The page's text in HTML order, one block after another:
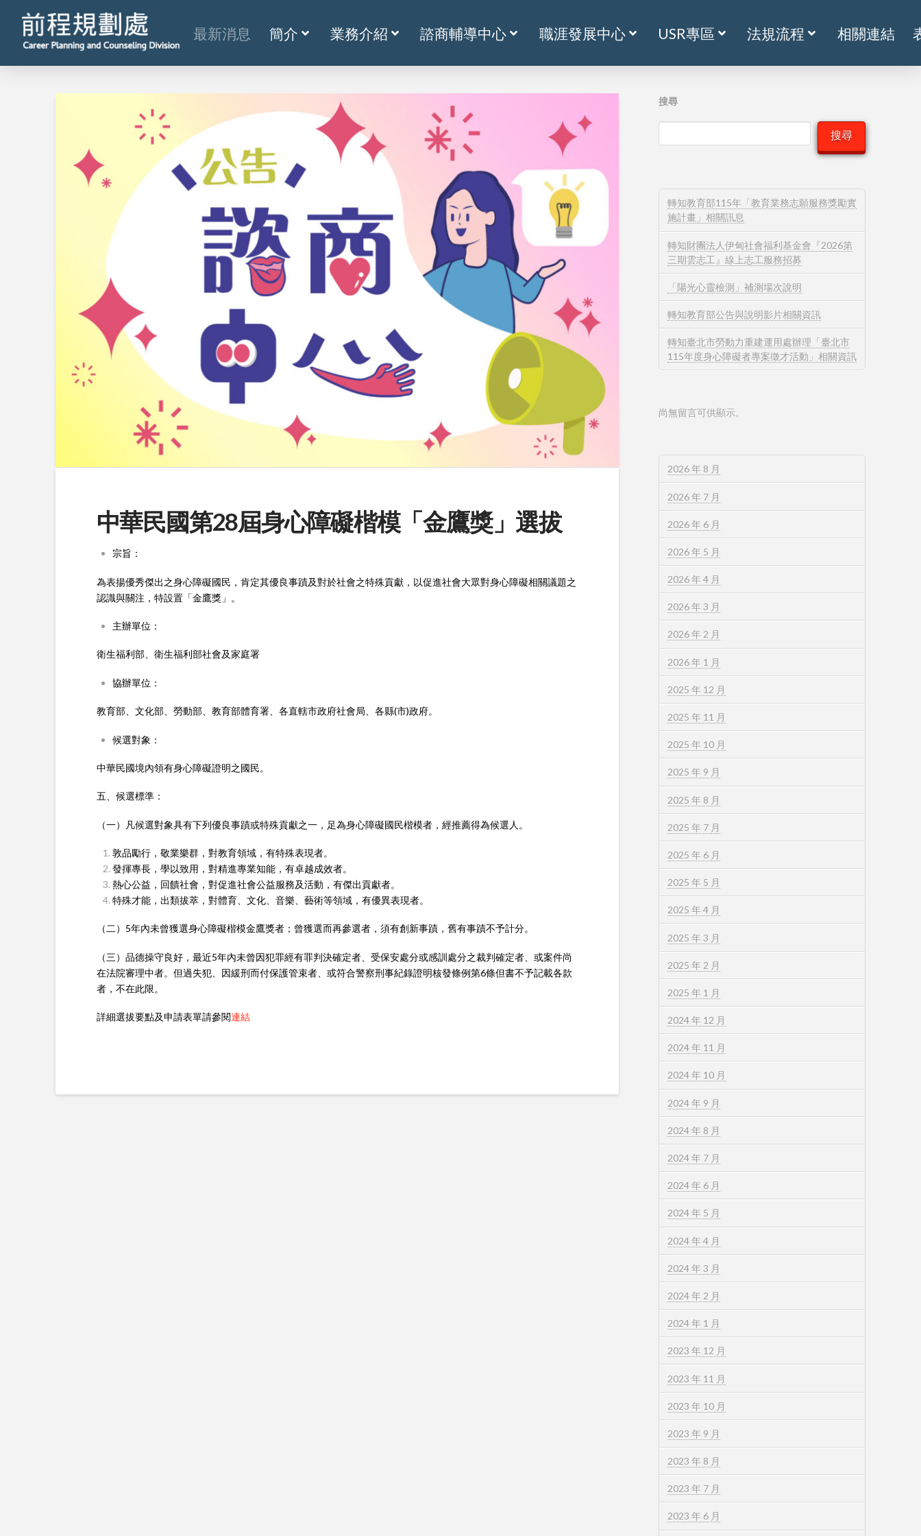
最新消息 簡介 業務介紹 諮商輔導中心 職涯發展中心 USR專區 法規流程 相關連結
中華民國第28屆身心障礙楷模「金鷹獎」選拔
宗旨：
為表揚優秀傑出之身心障礙國民，肯定其優良事蹟及對於社會之特殊貢獻，以促進社會大眾對身心障礙相關議題之
認識與關注，特設置「金鷹獎」。
主辦單位：
衛生福利部、衛生福利部社會及家庭署
協辦單位：
教育部、文化部、勞動部、教育部體育署、各直轄市政府社會局、各縣(市)政府。
候選對象：
中華民國境內領有身心障礙證明之國民。
五、候選標準：
（一）凡候選對象具有下列優良事蹟或特殊貢獻之一，足為身心障礙國民楷模者，經推薦得為候選人。
敦品勵行，敬業樂群，對教育領域，有特殊表現者。
發揮專長，學以致用，對精進專業知能，有卓越成效者。
熱心公益，回饋社會，對促進社會公益服務及活動，有傑出貢獻者。
特殊才能，出類拔萃，對體育、文化、音樂、藝術等領域，有優異表現者。
（二）5年內未曾獲選身心障礙楷模金鷹獎者；曾獲選而再參選者，須有創新事蹟，舊有事蹟不予計分。
（三）品德操守良好，最近5年內未曾因犯罪經有罪判決確定者、受保安處分或感訓處分之裁判確定者、或案件尚
在法院審理中者。但過失犯、因緩刑而付保護管束者、或符合警察刑事紀錄證明核發條例第6條但書不予記載各款
者，不在此限。
詳細選拔要點及申請表單請參閱連結
搜尋
搜尋
轉知教育部115年「教育業務志願服務獎勵實
施計畫」相關訊息
轉知財團法人伊甸社會福利基金會『2026第
三期雲志工』線上志工服務招募
「陽光心靈檢測」補測場次說明
轉知教育部公告與說明影片相關資訊
轉知臺北市勞動力重建運用處辦理「臺北市
115年度身心障礙者專案徵才活動」相關資訊
尚無留言可供顯示。
2026 年 8 月
2026 年 7 月
2026 年 6 月
2026 年 5 月
2026 年 4 月
2026 年 3 月
2026 年 2 月
2026 年 1 月
2025 年 12 月
2025 年 11 月
2025 年 10 月
2025 年 9 月
2025 年 8 月
2025 年 7 月
2025 年 6 月
2025 年 5 月
2025 年 4 月
2025 年 3 月
2025 年 2 月
2025 年 1 月
2024 年 12 月
2024 年 11 月
2024 年 10 月
2024 年 9 月
2024 年 8 月
2024 年 7 月
2024 年 6 月
2024 年 5 月
2024 年 4 月
2024 年 3 月
2024 年 2 月
2024 年 1 月
2023 年 12 月
2023 年 11 月
2023 年 10 月
2023 年 9 月
2023 年 8 月
2023 年 7 月
2023 年 6 月